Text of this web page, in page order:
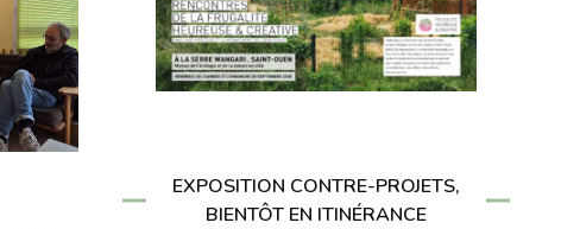
EXPOSITION CONTRE-PROJETS,
BIENTÔT EN ITINÉRANCE